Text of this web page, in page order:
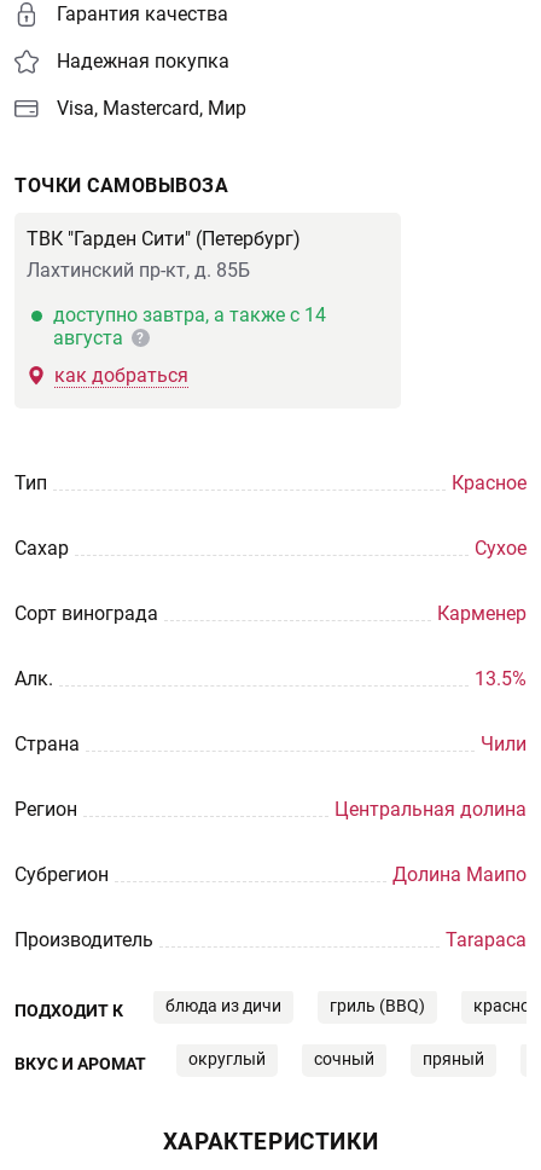
Гарантия качества
Надежная покупка
Visa, Mastercard, Мир
ТОЧКИ САМОВЫВОЗА
ТВК "Гарден Сити" (Петербург)
Лахтинский пр-кт, д. 85Б
доступно завтра, а также с 14
августа
?
как добраться
Тип Красное
Сахар Сухое
Сорт винограда Карменер
Aлк. 13.5%
Страна Чили
Регион Центральная долина
Субрегион Долина Маипо
Производитель Tarapaca
ПОДХОДИТ К блюда из дичи гриль (BBQ)
ВКУС И АРОМАТ округлый сочный пряный
ХАРАКТЕРИСТИКИ